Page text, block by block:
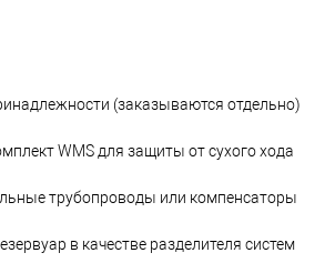
(заказываются отдельно)
WMS для защиты от сухого хода
трубопроводы или компенсаторы
в качестве разделителя систем